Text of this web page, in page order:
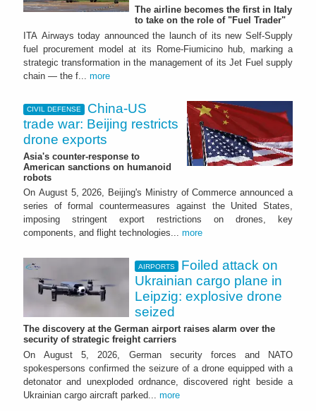
The airline becomes the first in Italy
to take on the role of "Fuel Trader"
ITA Airways today announced the launch of its new Self-Supply
fuel procurement model at its Rome-Fiumicino hub, marking a
strategic transformation in the management of its Jet Fuel supply
chain — the f... more
CIVIL DEFENSE
China-US
trade war: Beijing restricts
drone exports
Asia's counter-response to
American sanctions on humanoid
robots
On August 5, 2026, Beijing's Ministry of Commerce announced a
series of formal countermeasures against the United States,
imposing stringent export restrictions on drones, key
components, and flight technologies... more
AIRPORTS
Foiled attack on
Ukrainian cargo plane in
Leipzig: explosive drone
seized
The discovery at the German airport raises alarm over the
security of strategic freight carriers
On August 5, 2026, German security forces and NATO
spokespersons confirmed the seizure of a drone equipped with a
detonator and unexploded ordnance, discovered right beside a
Ukrainian cargo aircraft parked... more